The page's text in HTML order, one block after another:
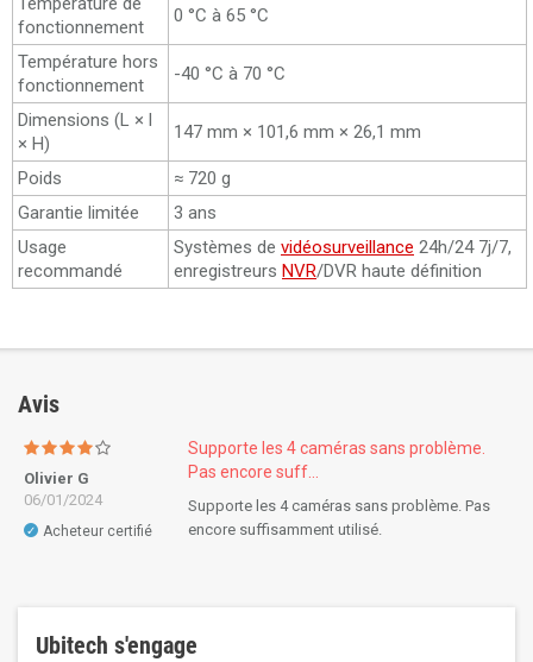
fonctionnement
0 °C à 65 °C
Température hors
fonctionnement
-40 °C à 70 °C
Dimensions (L × l
× H)
147 mm × 101,6 mm × 26,1 mm
Poids
≈ 720 g
Garantie limitée
3 ans
Usage
recommandé
Systèmes de vidéosurveillance 24h/24 7j/7,
enregistreurs NVR/DVR haute définition
Avis
Olivier G
06/01/2024
✓ Acheteur certifié
Supporte les 4 caméras sans problème.
Pas encore suff...
Supporte les 4 caméras sans problème. Pas
encore suffisamment utilisé.
Ubitech s'engage